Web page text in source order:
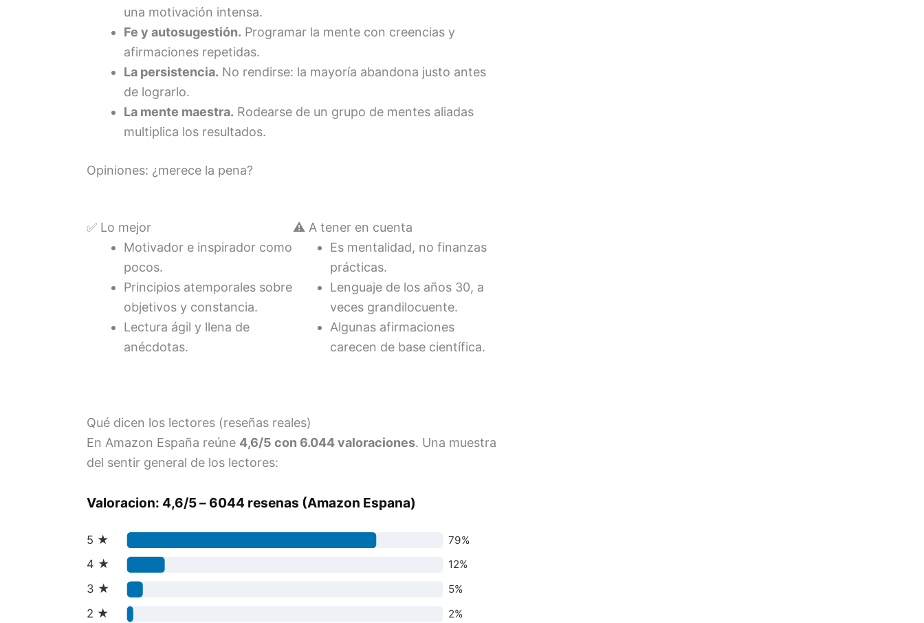
una motivación intensa.
Fe y autosugestión. Programar la mente con creencias y
afirmaciones repetidas.
La persistencia. No rendirse: la mayoría abandona justo antes
de lograrlo.
La mente maestra. Rodearse de un grupo de mentes aliadas
multiplica los resultados.
Opiniones: ¿merece la pena?
✅ Lo mejor
Motivador e inspirador como
pocos.
Principios atemporales sobre
objetivos y constancia.
Lectura ágil y llena de
anécdotas.
⚠️ A tener en cuenta
Es mentalidad, no finanzas
prácticas.
Lenguaje de los años 30, a
veces grandilocuente.
Algunas afirmaciones
carecen de base científica.
Qué dicen los lectores (reseñas reales)
En Amazon España reúne 4,6/5 con 6.044 valoraciones. Una muestra
del sentir general de los lectores:
Valoracion: 4,6/5 – 6044 resenas (Amazon Espana)
5 ★ 79%
4 ★ 12%
3 ★ 5%
2 ★ 2%